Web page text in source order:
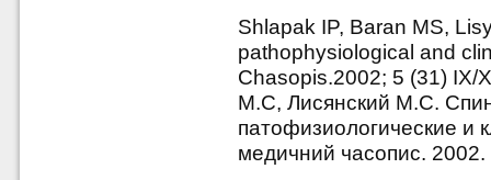
Shlapak IP, Baran MS,
pathophysiological and
Chasopis.2002; 5 (31)
М.С, Лисянский М.С.
патофизиологические и
медичний часопис.